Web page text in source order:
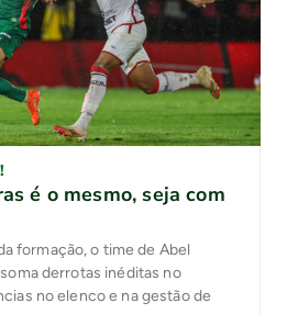
é o mesmo, seja com
formação, o time de Abel
derrotas inéditas no
no elenco e na gestão de